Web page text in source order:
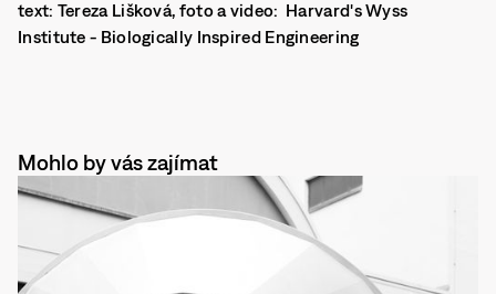
text: Tereza Lišková, foto a video: Harvard's Wyss
Institute - Biologically Inspired Engineering
Mohlo by vás zajímat